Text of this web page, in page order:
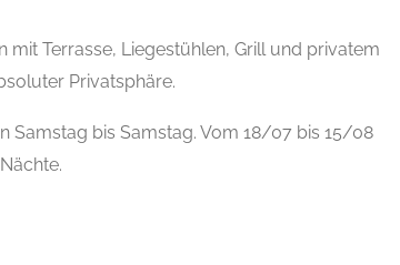
mit Terrasse, Liegestühlen, Grill und privatem
Privatsphäre.
Samstag bis Samstag. Vom 18/07 bis 15/08